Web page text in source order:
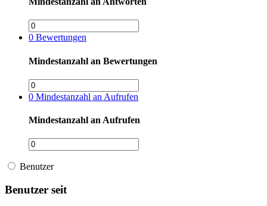
0 Bewertungen
Mindestanzahl an Bewertungen
0 Mindestanzahl an Aufrufen
Mindestanzahl an Aufrufen
Benutzer
Benutzer seit